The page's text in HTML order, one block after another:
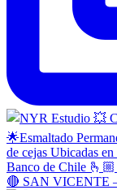
🔴 SAN VICENTE –